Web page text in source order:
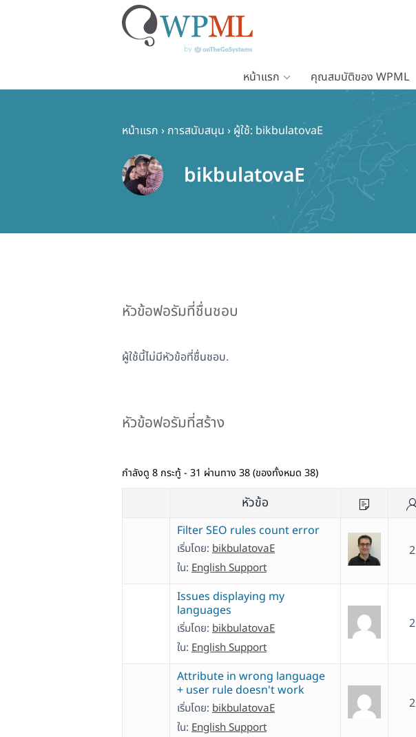
หน้าแรก คุณสมบัติของ WPML
หน้าแรก › การสนับสนุน › ผู้ใช้: bikbulatovaE
bikbulatovaE
หัวข้อฟอรัมที่ชื่นชอบ
ผู้ใช้นี้ไม่มีหัวข้อที่ชื่นชอบ.
หัวข้อฟอรัมที่สร้าง
กำลังดู 8 กระทู้ - 31 ผ่านทาง 38 (ของทั้งหมด 38)
หัวข้อ
Filter SEO rules count error
เริ่มโดย: bikbulatovaE
ใน: English Support
2
Issues displaying my
languages
เริ่มโดย: bikbulatovaE
ใน: English Support
2
Attribute in wrong language
+ user rule doesn't work
เริ่มโดย: bikbulatovaE
ใน: English Support
2